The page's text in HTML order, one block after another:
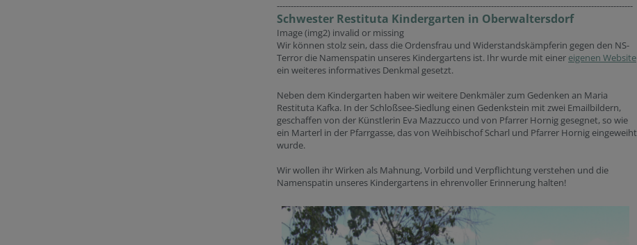
--------------------------------------------------------------------------------------------------------------------------------
Schwester Restituta Kindergarten in Oberwaltersdorf
Image (img2) invalid or missing
Wir können stolz sein, dass die Ordensfrau und Widerstandskämpferin gegen den NS-
Terror die Namenspatin unseres Kindergartens ist. Ihr wurde mit einer eigenen Website
ein weiteres informatives Denkmal gesetzt.
Neben dem Kindergarten haben wir weitere Denkmäler zum Gedenken an Maria
Restituta Kafka. In der Schloßsee-Siedlung einen Gedenkstein mit zwei Emailbildern,
geschaffen von der Künstlerin Eva Mazzucco und von Pfarrer Hornig gesegnet, so wie
ein Marterl in der Pfarrgasse, das von Weihbischof Scharl und Pfarrer Hornig eingeweiht
wurde.
Wir wollen ihr Wirken als Mahnung, Vorbild und Verpflichtung verstehen und die
Namenspatin unseres Kindergartens in ehrenvoller Erinnerung halten!